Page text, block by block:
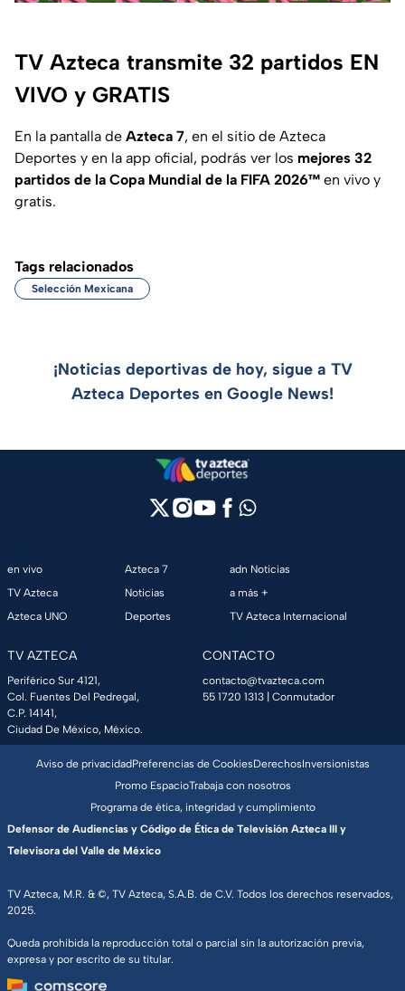
TV Azteca transmite 32 partidos EN
VIVO y GRATIS
En la pantalla de Azteca 7, en el sitio de Azteca
Deportes y en la app oficial, podrás ver los mejores 32
partidos de la Copa Mundial de la FIFA 2026™ en vivo y
gratis.
Tags relacionados
Selección Mexicana
¡Noticias deportivas de hoy, sigue a TV
Azteca Deportes en Google News!
en vivo
TV Azteca
Azteca UNO
Azteca 7
Noticias
Deportes
adn Noticias
a más +
TV Azteca Internacional
TV AZTECA
Periférico Sur 4121,
Col. Fuentes Del Pedregal,
C.P. 14141,
Ciudad De México, México.
CONTACTO
contacto@tvazteca.com
55 1720 1313 | Conmutador
TV Azteca, M.R. & ©, TV Azteca, S.A.B. de C.V. Todos los derechos reservados,
2025.
Queda prohibida la reproducción total o parcial sin la autorización previa,
expresa y por escrito de su titular.
Aviso de privacidadPreferencias de CookiesDerechosInversionistas
Promo EspacioTrabaja con nosotros
Programa de ética, integridad y cumplimiento
Defensor de Audiencias y Código de Ética de Televisión Azteca III y
Televisora del Valle de México